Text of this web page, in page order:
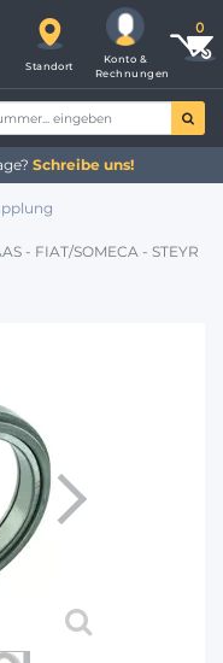
Standort
Konto &
Rechnungen
Schreibe uns!
- FIAT/SOMECA - STEYR